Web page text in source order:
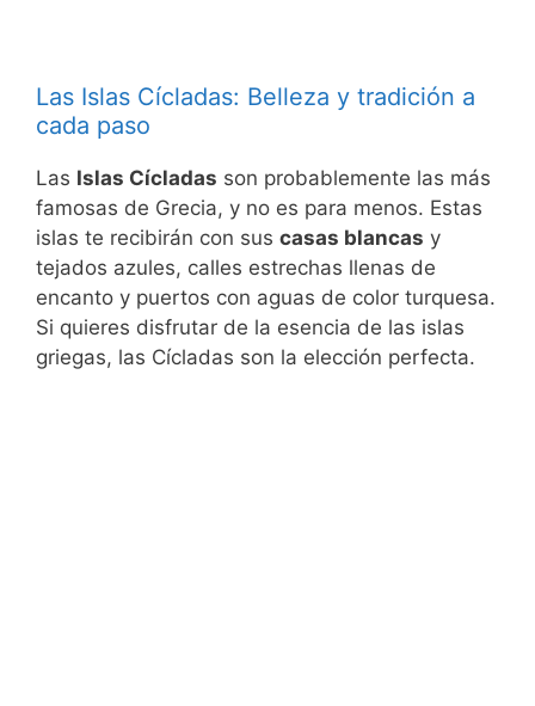
Las Islas Cícladas: Belleza y tradición a
cada paso
Las Islas Cícladas son probablemente las más
famosas de Grecia, y no es para menos. Estas
islas te recibirán con sus casas blancas y
tejados azules, calles estrechas llenas de
encanto y puertos con aguas de color turquesa.
Si quieres disfrutar de la esencia de las islas
griegas, las Cícladas son la elección perfecta.